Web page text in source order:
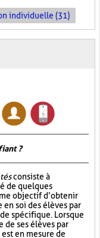
individuelle (31)
?
consiste à
de quelques
objectif d’obtenir
soi des élèves par
spécifique. Lorsque
de ses élèves par
en mesure de